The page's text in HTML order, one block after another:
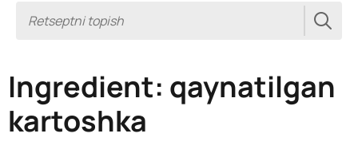
Ingredient: qaynatilgan
kartoshka